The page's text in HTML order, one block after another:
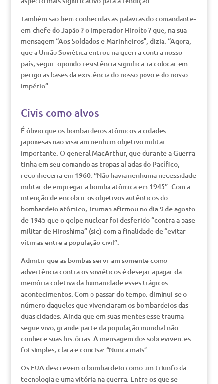
Também são bem conhecidas as palavras do comandante-
em-chefe do Japão ? o imperador Hiroíto ? que, na sua
mensagem “Aos Soldados e Marinheiros”, dizia: “Agora,
que a União Soviética entrou na guerra contra nosso
país, seguir opondo resistência significaria colocar em
perigo as bases da existência do nosso povo e do nosso
império”.
Civis como alvos
É óbvio que os bombardeios atômicos a cidades
japonesas não visaram nenhum objetivo militar
importante. O general MacArthur, que durante a Guerra
tinha em seu comando as tropas aliadas do Pacífico,
reconheceria em 1960: “Não havia nenhuma necessidade
militar de empregar a bomba atômica em 1945”. Com a
intenção de encobrir os objetivos autênticos do
bombardeio atômico, Truman afirmou no dia 9 de agosto
de 1945 que o golpe nuclear foi desferido “contra a base
militar de Hiroshima” (sic) com a finalidade de “evitar
vítimas entre a população civil”.
Admitir que as bombas serviram somente como
advertência contra os soviéticos é desejar apagar da
memória coletiva da humanidade esses trágicos
acontecimentos. Com o passar do tempo, diminui-se o
número daqueles que vivenciaram os bombardeios das
duas cidades. Ainda que em suas mentes esse trauma
segue vivo, grande parte da população mundial não
conhece suas histórias. A mensagem dos sobreviventes
foi simples, clara e concisa: “Nunca mais”.
Os EUA descrevem o bombardeio como um triunfo da
tecnologia e uma vitória na guerra. Entre os que se